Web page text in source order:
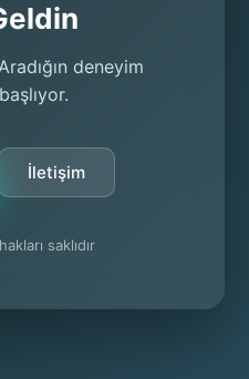
deneyim
İletişim
saklıdır